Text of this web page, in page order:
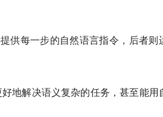
供每一步的自然语言指令，后者则
地解决语义复杂的任务，甚至能用